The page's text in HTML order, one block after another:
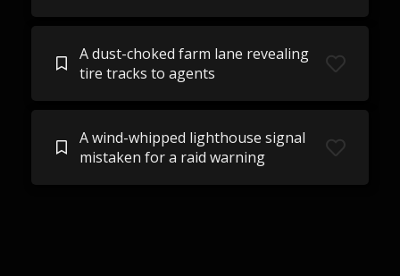
A dust-choked farm lane revealing
tire tracks to agents
A wind-whipped lighthouse signal
mistaken for a raid warning